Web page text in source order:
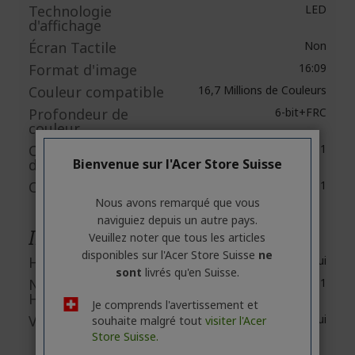
Technologie
d'affichage
LED
Écran Tactile Non
Format d'image 16:09
Couleur compatible 16,7 Millions de Couleurs
Profondeur de
couleur
6-bit+FRC
Contraste
dynamique
100,000,000:1
Contraste natif 1,000:1
Interfaces/Ports
HDMI Oui
Nombre de ports
HDMI
1
VGA Oui
Bienvenue sur l'Acer Store Suisse
Nous avons remarqué que vous
naviguiez depuis un autre pays.
Veuillez noter que tous les articles
disponibles sur l'Acer Store Suisse ne
sont livrés qu'en Suisse.
Je comprends l'avertissement et
souhaite malgré tout visiter l'Acer
Store Suisse.